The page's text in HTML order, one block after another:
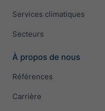
Services climatiques
Secteurs
À propos de nous
Références
Carrière